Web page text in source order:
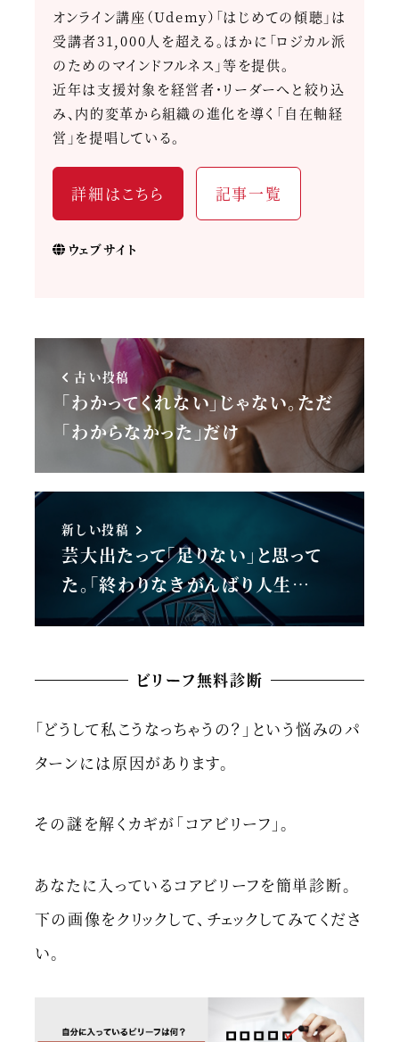
オンライン講座（Udemy）「はじめての傾聴」は
受講者31,000人を超える。ほかに「ロジカル派
のためのマインドフルネス」等を提供。
近年は支援対象を経営者・リーダーへと絞り込
み、内的変革から組織の進化を導く「自在軸経
営」を提唱している。
詳細はこちら 記事一覧
ウェブサイト
古い投稿
「わかってくれない」じゃない。ただ
「わからなかった」だけ
新しい投稿
芸大出たって「足りない」と思って
た。「終わりなきがんばり人生…
ビリーフ無料診断
「どうして私こうなっちゃうの？」という悩みのパ
ターンには原因があります。
その謎を解くカギが「コアビリーフ」。
あなたに入っているコアビリーフを簡単診断。
下の画像をクリックして、チェックしてみてくださ
い。